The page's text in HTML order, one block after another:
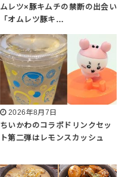
ムレツ×豚キムチの禁断の出会い
「オムレツ豚キ…
2026年8月7日
ちいかわのコラボドリンクセッ
ト第二弾はレモンスカッシュ